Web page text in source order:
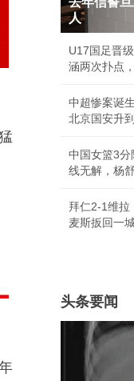
人
U17国足晋
涵两次扑点
中超惨案诞
北京国安升
中国女篮3分
线无解，杨
拜仁2-1维拉
麦斯扳回一
头条要闻